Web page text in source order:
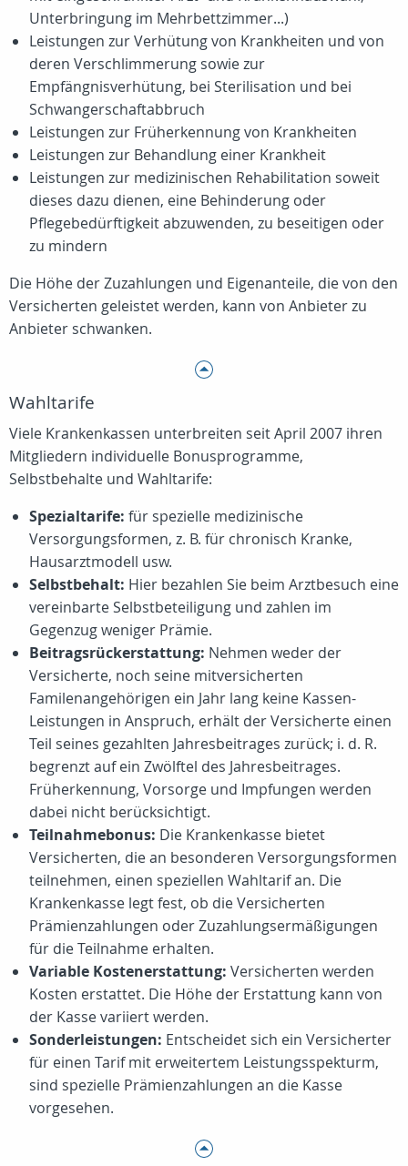
Unterbringung im Mehrbettzimmer...)
Leistungen zur Verhütung von Krankheiten und von
deren Verschlimmerung sowie zur
Empfängnisverhütung, bei Sterilisation und bei
Schwangerschaftabbruch
Leistungen zur Früherkennung von Krankheiten
Leistungen zur Behandlung einer Krankheit
Leistungen zur medizinischen Rehabilitation soweit
dieses dazu dienen, eine Behinderung oder
Pflegebedürftigkeit abzuwenden, zu beseitigen oder
zu mindern
Die Höhe der Zuzahlungen und Eigenanteile, die von den
Versicherten geleistet werden, kann von Anbieter zu
Anbieter schwanken.
Wahltarife
Viele Krankenkassen unterbreiten seit April 2007 ihren
Mitgliedern individuelle Bonusprogramme,
Selbstbehalte und Wahltarife:
Spezialtarife: für spezielle medizinische
Versorgungsformen, z. B. für chronisch Kranke,
Hausarztmodell usw.
Selbstbehalt: Hier bezahlen Sie beim Arztbesuch eine
vereinbarte Selbstbeteiligung und zahlen im
Gegenzug weniger Prämie.
Beitragsrückerstattung: Nehmen weder der
Versicherte, noch seine mitversicherten
Familenangehörigen ein Jahr lang keine Kassen-
Leistungen in Anspruch, erhält der Versicherte einen
Teil seines gezahlten Jahresbeitrages zurück; i. d. R.
begrenzt auf ein Zwölftel des Jahresbeitrages.
Früherkennung, Vorsorge und Impfungen werden
dabei nicht berücksichtigt.
Teilnahmebonus: Die Krankenkasse bietet
Versicherten, die an besonderen Versorgungsformen
teilnehmen, einen speziellen Wahltarif an. Die
Krankenkasse legt fest, ob die Versicherten
Prämienzahlungen oder Zuzahlungsermäßigungen
für die Teilnahme erhalten.
Variable Kostenerstattung: Versicherten werden
Kosten erstattet. Die Höhe der Erstattung kann von
der Kasse variiert werden.
Sonderleistungen: Entscheidet sich ein Versicherter
für einen Tarif mit erweitertem Leistungsspekturm,
sind spezielle Prämienzahlungen an die Kasse
vorgesehen.